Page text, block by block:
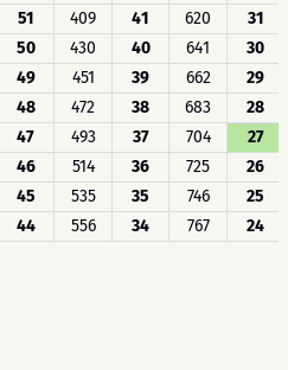
51 409 41 620
31
50 430 40 641
30
49 451 39 662
29
48 472 38 683
28
47 493 37 704
27
46 514 36 725
26
45 535 35 746
25
44 556 34 767 24